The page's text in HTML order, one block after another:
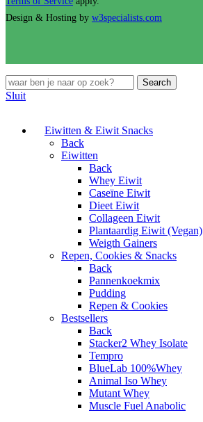
Design & Hosting by w3specialists.com
Search
Sluit
Eiwitten & Eiwit Snacks
Back
Eiwitten
Back
Whey Eiwit
Caseïne Eiwit
Dieet Eiwit
Collageen Eiwit
Plantaardig Eiwit (Vegan)
Weigth Gainers
Repen, Cookies & Snacks
Back
Pannenkoekmix
Pudding
Repen & Cookies
Bestsellers
Back
Stacker2 Whey Isolate
Tempro
BlueLab 100%Whey
Animal Iso Whey
Mutant Whey
Muscle Fuel Anabolic